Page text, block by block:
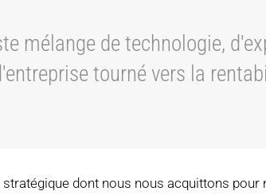
mélange de technologie,
tourné vers la
dont nous nous acquittons